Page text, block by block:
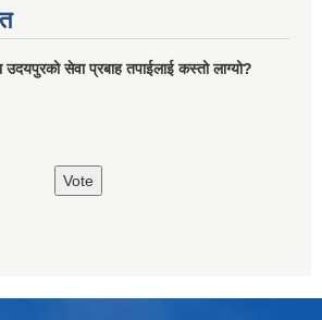
सेवा प्रबाह तपाईलाई कस्तो लाग्यो?